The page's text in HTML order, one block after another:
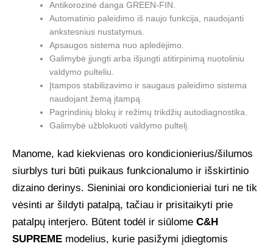
Antikorozinė danga GREEN-FIN.
Automatinio paleidimo iš naujo funkcija, naudojanti
ankstesnius nustatymus.
Apsaugos sistema nuo apledėjimo.
Galimybė įjungti arba išjungti atitirpinimą nuotoliniu
valdymo pulteliu.
Įtampos stabilizavimo ir saugaus paleidimo sistema
naudojant žemą įtampą.
Pagrindinių blokų ir režimų trikdžių autodiagnostika.
Galimybė užblokuoti valdymo pultelį.
Manome, kad kiekvienas oro kondicionierius/šilumos
siurblys turi būti puikaus funkcionalumo ir išskirtinio
dizaino derinys. Sieniniai oro kondicionieriai turi ne tik
vėsinti ar šildyti patalpą, tačiau ir prisitaikyti prie
patalpų interjero. Būtent todėl ir siūlome C&H
SUPREME modelius, kurie pasižymi įdiegtomis